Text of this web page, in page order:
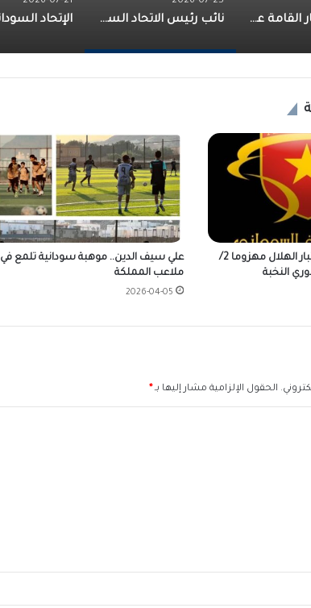
منتخب قصار القامة على شاشة “BBC”… قصة تحدٍ سودانية تصل إلى العالم!! نائب رئيس الاتحاد السوداني لكرة القدم وليد بعشر : يوجه رسالة لدعاة الجهوية والقبلية والعنصرية
لجنة المسابقات… اعتبار الهلال مهزوما 2/
النخبة
علي سيف الدين.. موهبة سودانية تلمع في
ملاعب المملكة
2026-04-05
الحقول الإلزامية مشار إليها بـ *